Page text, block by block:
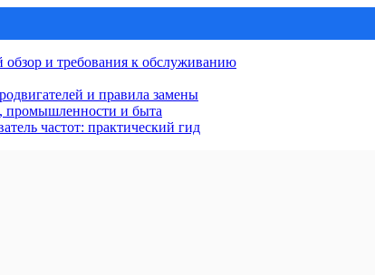
и требования к обслуживанию
и правила замены
промышленности и быта
частот: практический гид